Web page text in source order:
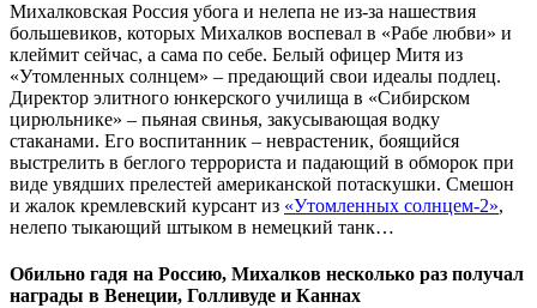
Михалковская Россия убога и нелепа не из-за нашествия
большевиков, которых Михалков воспевал в «Рабе любви» и
клеймит сейчас, а сама по себе. Белый офицер Митя из
«Утомленных солнцем» – предающий свои идеалы подлец.
Директор элитного юнкерского училища в «Сибирском
цирюльнике» – пьяная свинья, закусывающая водку
стаканами. Его воспитанник – неврастеник, боящийся
выстрелить в беглого террориста и падающий в обморок при
виде увядших прелестей американской потаскушки. Смешон
и жалок кремлевский курсант из «Утомленных солнцем-2»,
нелепо тыкающий штыком в немецкий танк…
Обильно гадя на Россию, Михалков несколько раз получал
награды в Венеции, Голливуде и Каннах